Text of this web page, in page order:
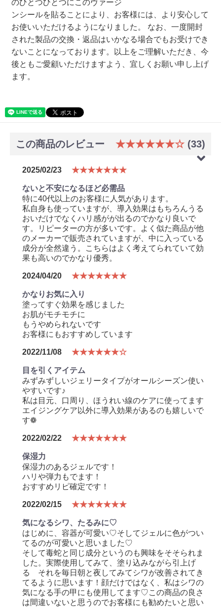
のひとつひとつにこのヴァージ
ンシールを貼ることにより、お客様には、より安心して
お使いいただけるようになりました。 なお、一度開封
された製品の交換・返品はいかなる場合でもお受けでき
ないことになっております。以上をご理解いただき、今
後ともご愛顧いただけますよう、宜しくお願い申し上げ
ます。
この商品のレビュー ★★★★★★☆ (33)
2025/02/23 ★★★★★★★
ないと不安になるほど必需品
特に40代以上のお客様に人気があります。
私自身も使っていますが、導入効果はもちろんうる
おいだけでなくハリ感がが出るのでかなり良いで
す。リピーターの方が多いです。よく似た商品が他
のメーカーで販売されていますが、中に入っている
成分が全然違う。こちらはよく考えてられていて効
果も高いのでかなり優秀。
2024/04/20 ★★★★★★★
かなりお気に入り
塗ってすぐ効果を感じました
お肌がモチモチに
もうやめられないです
お客様にもおすすめしています
2022/11/08 ★★★★★★☆
目を引くアイテム
みずみずしいジェリータイプがオールシーズン使い
やすいです♪
私は目元、口周り、ほうれい線のケアに使ってます
エイジングケア以外に導入効果があるのも嬉しいで
す❁
2022/02/22 ★★★★★★★
保湿力
保湿力のあるジェルです！
ハリや弾力もでます！
おすすめリピ確定です！
2022/02/15 ★★★★★★★
気になるシワ、たるみに♡
はじめに、容器が可愛い♡そしてジェルに色がつい
てるのが可愛いと思いました♡
そして毒蛇と同じ成分というのも興味をそそられま
した。実際使用してみて、塗り込みながら引上げ
る それを毎日朝と夜してみてシワが改善されてき
てるように思います！顔だけではなく、私はシワの
気になる手の甲にも使用してます♡この商品の良さ
は間違いないと思うのでお客様にも勧めたいと思い